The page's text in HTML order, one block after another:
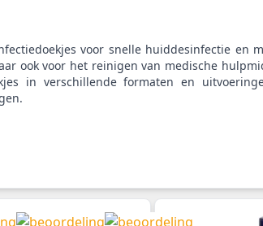
voor snelle huiddesinfectie en
ook voor het reinigen van medische
in verschillende formaten en